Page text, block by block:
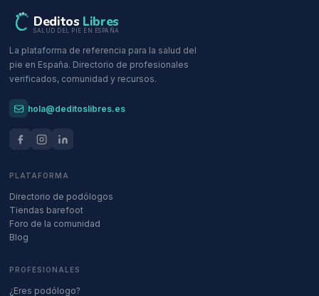
Deditos Libres
SALUD DEL PIE EN ESPAÑA
La plataforma de referencia para la salud del
pie en España. Directorio de profesionales
verificados, comunidad y recursos.
hola@deditoslibres.es
PLATAFORMA
Directorio de podólogos
Tiendas barefoot
Foro de la comunidad
Blog
PROFESIONALES
¿Eres podólogo?